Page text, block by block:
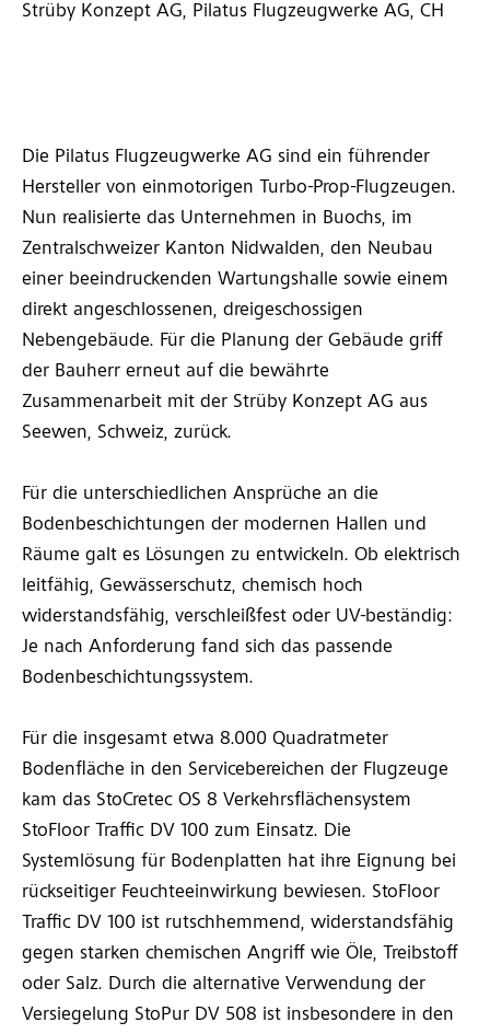
Strüby Konzept AG, Pilatus Flugzeugwerke AG, CH
Die Pilatus Flugzeugwerke AG sind ein führender
Hersteller von einmotorigen Turbo-Prop-Flugzeugen.
Nun realisierte das Unternehmen in Buochs, im
Zentralschweizer Kanton Nidwalden, den Neubau
einer beeindruckenden Wartungshalle sowie einem
direkt angeschlossenen, dreigeschossigen
Nebengebäude. Für die Planung der Gebäude griff
der Bauherr erneut auf die bewährte
Zusammenarbeit mit der Strüby Konzept AG aus
Seewen, Schweiz, zurück.
Für die unterschiedlichen Ansprüche an die
Bodenbeschichtungen der modernen Hallen und
Räume galt es Lösungen zu entwickeln. Ob elektrisch
leitfähig, Gewässerschutz, chemisch hoch
widerstandsfähig, verschleißfest oder UV-beständig:
Je nach Anforderung fand sich das passende
Bodenbeschichtungssystem.
Für die insgesamt etwa 8.000 Quadratmeter
Bodenfläche in den Servicebereichen der Flugzeuge
kam das StoCretec OS 8 Verkehrsflächensystem
StoFloor Traffic DV 100 zum Einsatz. Die
Systemlösung für Bodenplatten hat ihre Eignung bei
rückseitiger Feuchteeinwirkung bewiesen. StoFloor
Traffic DV 100 ist rutschhemmend, widerstandsfähig
gegen starken chemischen Angriff wie Öle, Treibstoff
oder Salz. Durch die alternative Verwendung der
Versiegelung StoPur DV 508 ist insbesondere in den